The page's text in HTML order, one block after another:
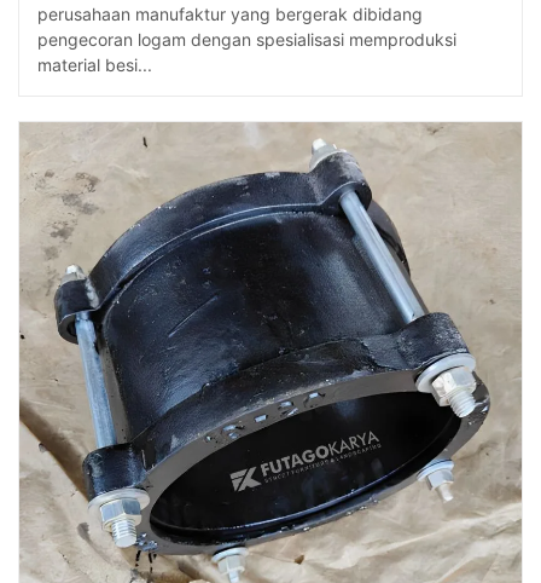
perusahaan manufaktur yang bergerak dibidang
pengecoran logam dengan spesialisasi memproduksi
material besi...